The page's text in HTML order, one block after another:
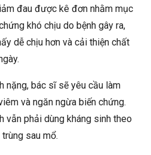
đau được kê đơn nhằm mục
khó chịu do bệnh gây ra,
dễ chịu hơn và cải thiện chất
nặng, bác sĩ sẽ yêu cầu làm
và ngăn ngừa biến chứng.
vẫn phải dùng kháng sinh theo
sau mổ.